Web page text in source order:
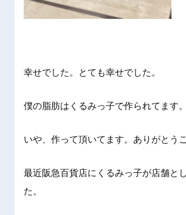
幸せでした。とても幸せでした。
僕の脂肪はくるみっ子で作られてます。
いや、作って頂いてます。ありがとう
最近阪急百貨店にくるみっ子が店舗と
た。